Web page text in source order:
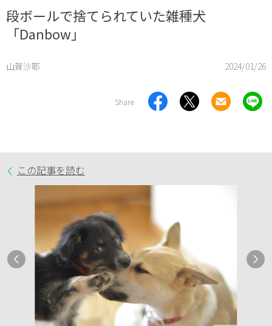
段ボールで捨てられていた雑種犬
「Danbow」
山賀沙耶 2024/01/26
Share
この記事を読む